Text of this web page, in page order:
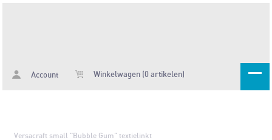
Account Winkelwagen (0 artikelen)
Versacraft small "Bubble Gum" textielinkt